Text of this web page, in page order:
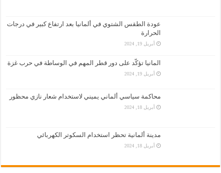
عودة الطقس الشتوي في ألمانيا بعد ارتفاع كبير في درجات
الحرارة
أبريل 19, 2024
المانيا تؤكّد على دور قطر المهم في الوساطة في حرب غزة
أبريل 19, 2024
محاكمة سياسي ألماني يميني لاستخدام شعار نازي محظور
أبريل 18, 2024
مدينة ألمانية تحظر استخدام السكوتر الكهربائي
أبريل 18, 2024